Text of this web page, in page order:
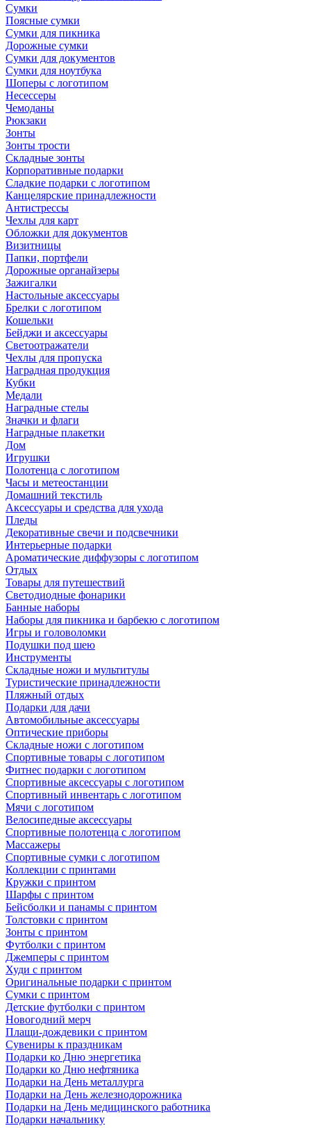
Сумки
Поясные сумки
Сумки для пикника
Дорожные сумки
Сумки для документов
Сумки для ноутбука
Шоперы с логотипом
Несессеры
Чемоданы
Рюкзаки
Зонты
Зонты трости
Складные зонты
Корпоративные подарки
Сладкие подарки с логотипом
Канцелярские принадлежности
Антистрессы
Чехлы для карт
Обложки для документов
Визитницы
Папки, портфели
Дорожные органайзеры
Зажигалки
Настольные аксессуары
Брелки с логотипом
Кошельки
Бейджи и аксессуары
Светоотражатели
Чехлы для пропуска
Наградная продукция
Кубки
Медали
Наградные стелы
Значки и флаги
Наградные плакетки
Дом
Игрушки
Полотенца с логотипом
Часы и метеостанции
Домашний текстиль
Аксессуары и средства для ухода
Пледы
Декоративные свечи и подсвечники
Интерьерные подарки
Ароматические диффузоры с логотипом
Отдых
Товары для путешествий
Светодиодные фонарики
Банные наборы
Наборы для пикника и барбекю с логотипом
Игры и головоломки
Подушки под шею
Инструменты
Складные ножи и мультитулы
Туристические принадлежности
Пляжный отдых
Подарки для дачи
Автомобильные аксессуары
Оптические приборы
Складные ножи с логотипом
Спортивные товары с логотипом
Фитнес подарки с логотипом
Спортивные аксессуары с логотипом
Спортивный инвентарь с логотипом
Мячи с логотипом
Велосипедные аксессуары
Спортивные полотенца с логотипом
Массажеры
Спортивные сумки с логотипом
Коллекции с принтами
Кружки с принтом
Шарфы с принтом
Бейсболки и панамы с принтом
Толстовки с принтом
Зонты с принтом
Футболки с принтом
Джемперы с принтом
Худи с принтом
Оригинальные подарки с принтом
Сумки с принтом
Детские футболки с принтом
Новогодний мерч
Плащи-дождевики с принтом
Сувениры к праздникам
Подарки ко Дню энергетика
Подарки ко Дню нефтяника
Подарки на День металлурга
Подарки на День железнодорожника
Подарки на День медицинского работника
Подарки начальнику